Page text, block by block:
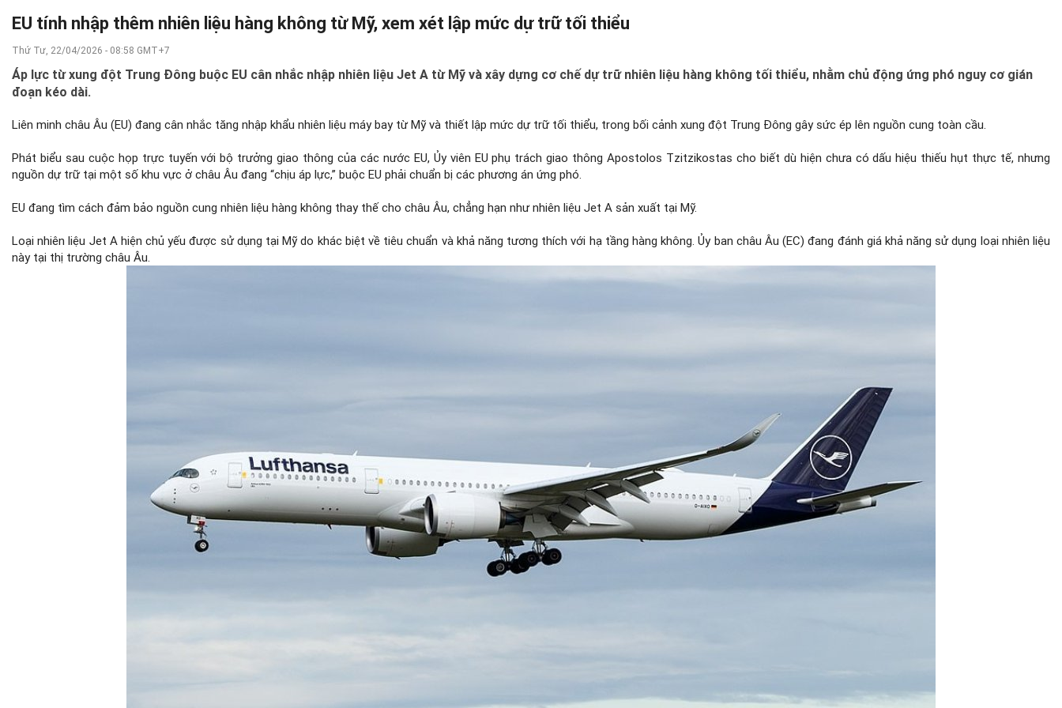
EU tính nhập thêm nhiên liệu hàng không từ Mỹ, xem xét lập mức dự trữ tối thiểu
Thứ Tư, 22/04/2026 - 08:58 GMT+7
Áp lực từ xung đột Trung Đông buộc EU cân nhắc nhập nhiên liệu Jet A từ Mỹ và xây dựng cơ chế dự trữ nhiên liệu hàng không tối thiểu, nhằm chủ động ứng phó nguy cơ gián
đoạn kéo dài.
Liên minh châu Âu (EU) đang cân nhắc tăng nhập khẩu nhiên liệu máy bay từ Mỹ và thiết lập mức dự trữ tối thiểu, trong bối cảnh xung đột Trung Đông gây sức ép lên nguồn cung toàn cầu.
Phát biểu sau cuộc họp trực tuyến với bộ trưởng giao thông của các nước EU, Ủy viên EU phụ trách giao thông Apostolos Tzitzikostas cho biết dù hiện chưa có dấu hiệu thiếu hụt thực tế, nhưng
nguồn dự trữ tại một số khu vực ở châu Âu đang “chịu áp lực,” buộc EU phải chuẩn bị các phương án ứng phó.
EU đang tìm cách đảm bảo nguồn cung nhiên liệu hàng không thay thế cho châu Âu, chẳng hạn như nhiên liệu Jet A sản xuất tại Mỹ.
Loại nhiên liệu Jet A hiện chủ yếu được sử dụng tại Mỹ do khác biệt về tiêu chuẩn và khả năng tương thích với hạ tầng hàng không. Ủy ban châu Âu (EC) đang đánh giá khả năng sử dụng loại nhiên liệu
này tại thị trường châu Âu.